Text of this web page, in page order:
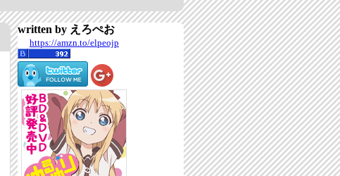
written by えろぺお
https://amzn.to/elpeojp